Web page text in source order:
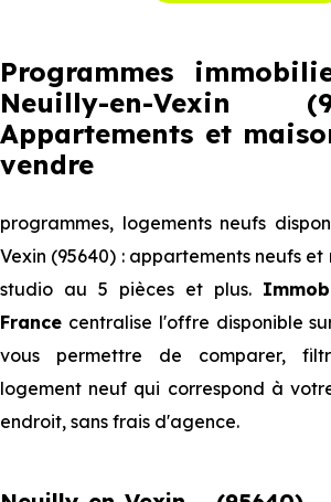
Programmes
Neuilly-en-Vexin
Appartements et
vendre
programmes, logements neufs
Vexin (95640) : appartements neufs et
studio au 5 pièces et plus.
France centralise l'offre disponible
vous permettre de comparer,
logement neuf qui correspond à
endroit, sans frais d'agence.